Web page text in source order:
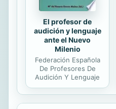
El profesor de
audición y lenguaje
ante el Nuevo
Milenio
Federación Española
De Profesores De
Audición Y Lenguaje